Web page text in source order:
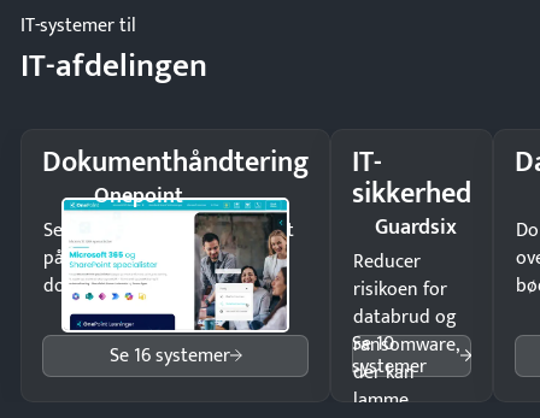
IT-systemer til
IT-afdelingen
Dokumenthåndtering
Onepoint
Send kontrakter til underskrift
på minutter og mist ingen
dokumenter.
Se 16 systemer
IT-
sikkerhed
Guardsix
Reducer
risikoen for
databrud og
ransomware,
der kan
lamme
Se 10
systemer